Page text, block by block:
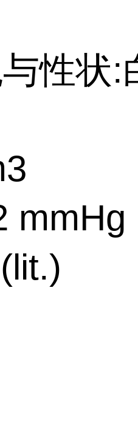
性状:
mmHg